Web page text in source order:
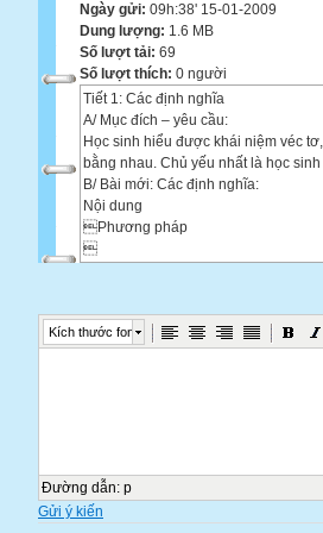
Ngày gửi: 09h:38' 15-01-2009
Dung lượng: 1.6 MB
Số lượt tải: 69
Số lượt thích: 0 người
Tiết 1: Các định nghĩa
A/ Mục đích – yêu cầu:
Học sinh hiểu được khái niệm véc
bằng nhau. Chủ yếu nhất là học
B/ Bài mới: Các định nghĩa:
Nội dung
Phương pháp

chỉ rõ điểm mút nào là điểm đầu,
b) Ký hiệu :
+ Các đoạn thẳng AB, BA.
+ Các véc tơ và .
Câu hỏi 2: Véc tơ khác đoạn thẳng
Kích thước font
Đường dẫn: p
Gửi ý kiến